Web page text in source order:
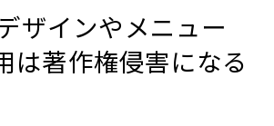
ザインやメニュー
は著作権侵害になる